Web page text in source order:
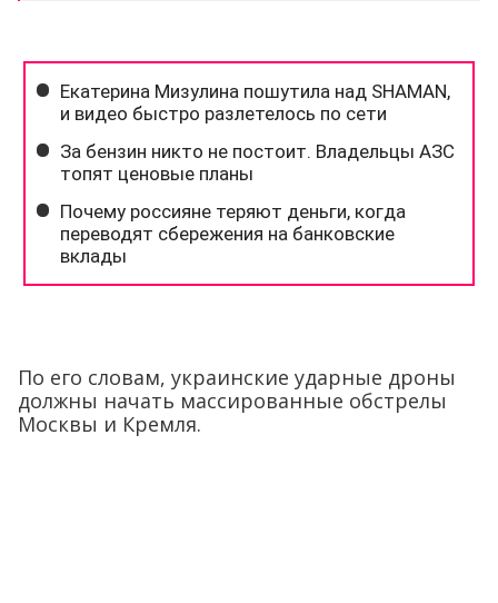
По его словам, украинские ударные дроны
должны начать массированные обстрелы
Москвы и Кремля.